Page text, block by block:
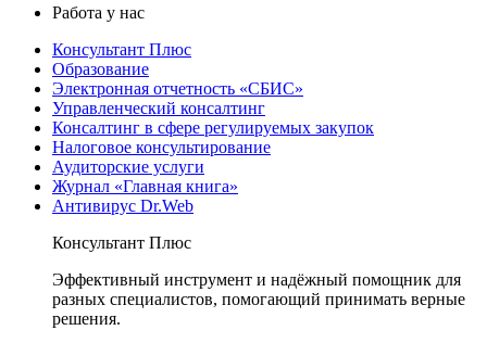
Работа у нас
Консультант Плюс
Образование
Электронная отчетность «СБИС»
Управленческий консалтинг
Консалтинг в сфере регулируемых закупок
Налоговое консультирование
Аудиторские услуги
Журнал «Главная книга»
Антивирус Dr.Web
Консультант Плюс
Эффективный инструмент и надёжный помощник для
разных специалистов, помогающий принимать верные
решения.